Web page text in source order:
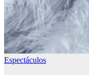
Espectáculos